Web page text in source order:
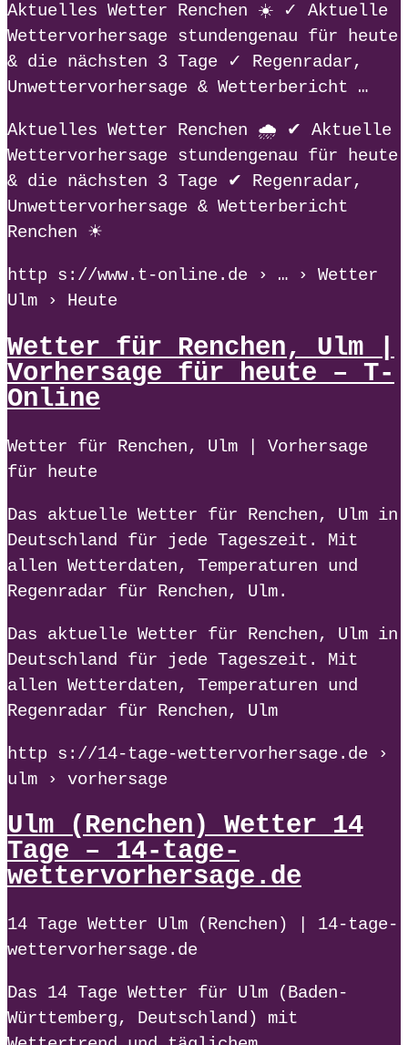
Aktuelles Wetter Renchen ☀️ ✓ Aktuelle
Wettervorhersage stundengenau für heute
& die nächsten 3 Tage ✓ Regenradar,
Unwettervorhersage & Wetterbericht …
Aktuelles Wetter Renchen 🌧️ ✔ Aktuelle
Wettervorhersage stundengenau für heute
& die nächsten 3 Tage ✔ Regenradar,
Unwettervorhersage & Wetterbericht
Renchen ☀
http s://www.t-online.de › … › Wetter
Ulm › Heute
Wetter für Renchen, Ulm |
Vorhersage für heute – T-
Online
Wetter für Renchen, Ulm | Vorhersage
für heute
Das aktuelle Wetter für Renchen, Ulm in
Deutschland für jede Tageszeit. Mit
allen Wetterdaten, Temperaturen und
Regenradar für Renchen, Ulm.
Das aktuelle Wetter für Renchen, Ulm in
Deutschland für jede Tageszeit. Mit
allen Wetterdaten, Temperaturen und
Regenradar für Renchen, Ulm
http s://14-tage-wettervorhersage.de ›
ulm › vorhersage
Ulm (Renchen) Wetter 14
Tage – 14-tage-
wettervorhersage.de
14 Tage Wetter Ulm (Renchen) | 14-tage-
wettervorhersage.de
Das 14 Tage Wetter für Ulm (Baden-
Württemberg, Deutschland) mit